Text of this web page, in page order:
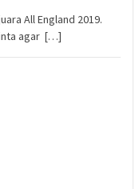
All England 2019.
agar […]